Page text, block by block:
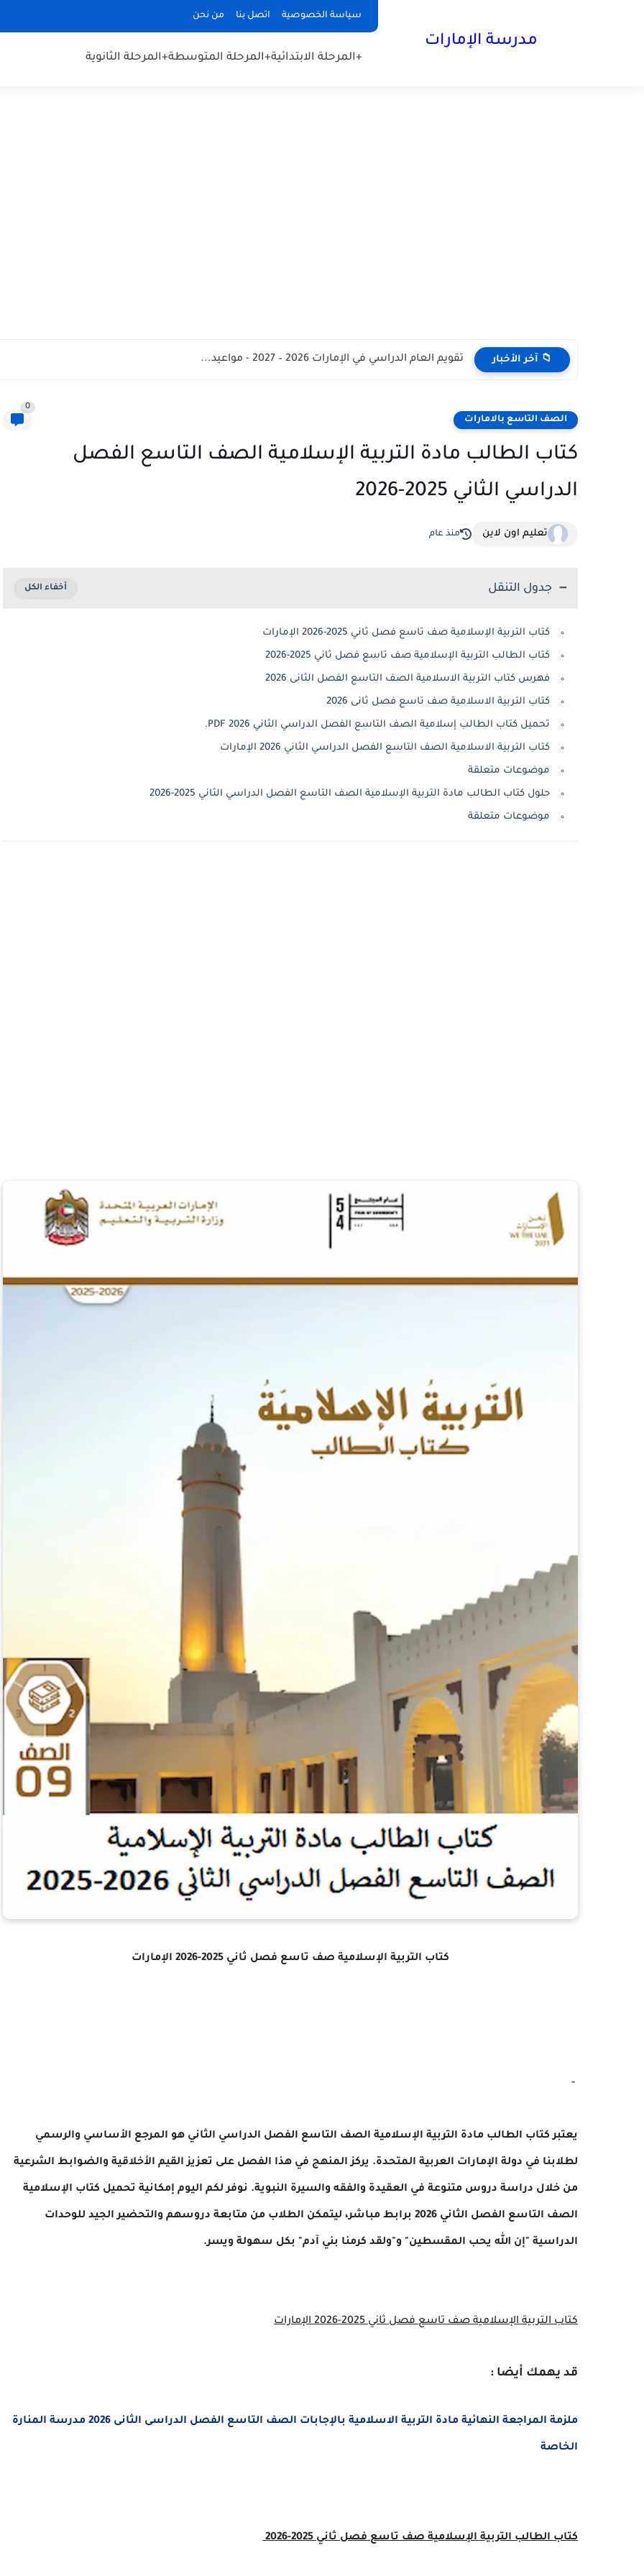
سياسة الخصوصية اتصل بنا من نحن
مدرسة الإمارات
+المرحلة الابتدائية+المرحلة المتوسطة+المرحلة الثانوية
📁 آخر الأخبار تقويم العام الدراسي في الإمارات 2026 – 2027 - مواعيد...
الصف التاسع بالامارات
0
كتاب الطالب مادة التربية الإسلامية الصف التاسع الفصل
الدراسي الثاني 2025-2026
تعليم اون لاين منذ عام
جدول التنقل
كتاب التربية الإسلامية صف تاسع فصل ثاني 2025-2026 الإمارات
كتاب الطالب التربية الإسلامية صف تاسع فصل ثاني 2025-2026
فهرس كتاب التربية الاسلامية الصف التاسع الفصل الثانى 2026
كتاب التربية الاسلامية صف تاسع فصل ثانى 2026
تحميل كتاب الطالب إسلامية الصف التاسع الفصل الدراسي الثاني 2026 PDF.
كتاب التربية الاسلامية الصف التاسع الفصل الدراسي الثاني 2026 الإمارات
موضوعات متعلقة
حلول كتاب الطالب مادة التربية الإسلامية الصف التاسع الفصل الدراسي الثاني 2025-2026
موضوعات متعلقة
كتاب التربية الإسلامية صف تاسع فصل ثاني 2025-2026 الإمارات
-
يعتبر كتاب الطالب مادة التربية الإسلامية الصف التاسع الفصل الدراسي الثاني هو المرجع الأساسي والرسمي
لطلابنا في دولة الإمارات العربية المتحدة. يركز المنهج في هذا الفصل على تعزيز القيم الأخلاقية والضوابط الشرعية
من خلال دراسة دروس متنوعة في العقيدة والفقه والسيرة النبوية. نوفر لكم اليوم إمكانية تحميل كتاب الإسلامية
الصف التاسع الفصل الثاني 2026 برابط مباشر، ليتمكن الطلاب من متابعة دروسهم والتحضير الجيد للوحدات
الدراسية "إن الله يحب المقسطين" و"ولقد كرمنا بني آدم" بكل سهولة ويسر.
كتاب التربية الإسلامية صف تاسع فصل ثاني 2025-2026 الإمارات
قد يهمك أيضا :
ملزمة المراجعة النهائية مادة التربية الاسلامية بالإجابات الصف التاسع الفصل الدراسى الثانى 2026 مدرسة المنارة
الخاصة
كتاب الطالب التربية الإسلامية صف تاسع فصل ثاني 2025-2026